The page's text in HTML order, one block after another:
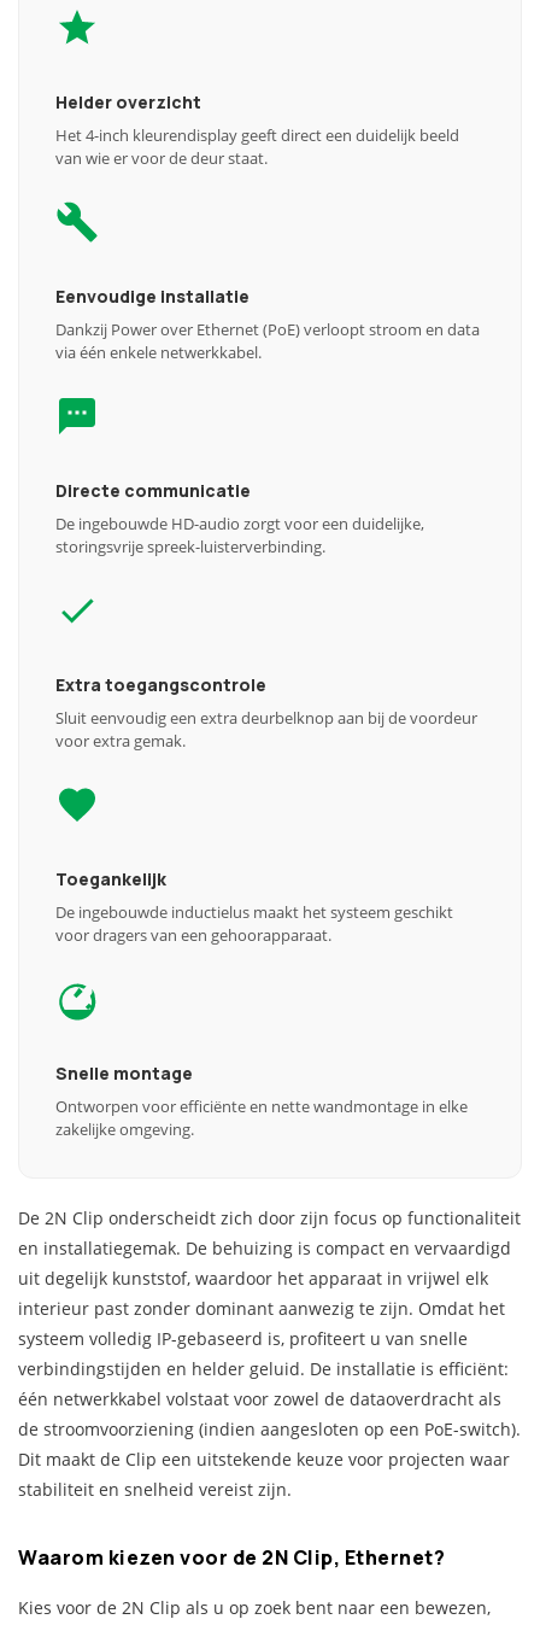
Helder overzicht
Het 4-inch kleurendisplay geeft direct een duidelijk beeld
van wie er voor de deur staat.
Eenvoudige installatie
Dankzij Power over Ethernet (PoE) verloopt stroom en data
via één enkele netwerkkabel.
Directe communicatie
De ingebouwde HD-audio zorgt voor een duidelijke,
storingsvrije spreek-luisterverbinding.
Extra toegangscontrole
Sluit eenvoudig een extra deurbelknop aan bij de voordeur
voor extra gemak.
Toegankelijk
De ingebouwde inductielus maakt het systeem geschikt
voor dragers van een gehoorapparaat.
Snelle montage
Ontworpen voor efficiënte en nette wandmontage in elke
zakelijke omgeving.
De 2N Clip onderscheidt zich door zijn focus op functionaliteit
en installatiegemak. De behuizing is compact en vervaardigd
uit degelijk kunststof, waardoor het apparaat in vrijwel elk
interieur past zonder dominant aanwezig te zijn. Omdat het
systeem volledig IP-gebaseerd is, profiteert u van snelle
verbindingstijden en helder geluid. De installatie is efficiënt:
één netwerkkabel volstaat voor zowel de dataoverdracht als
de stroomvoorziening (indien aangesloten op een PoE-switch).
Dit maakt de Clip een uitstekende keuze voor projecten waar
stabiliteit en snelheid vereist zijn.
Waarom kiezen voor de 2N Clip, Ethernet?
Kies voor de 2N Clip als u op zoek bent naar een bewezen,